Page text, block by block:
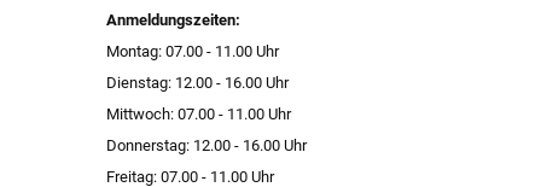
Anmeldungszeiten:
Montag: 07.00 - 11.00 Uhr
Dienstag: 12.00 - 16.00 Uhr
Mittwoch: 07.00 - 11.00 Uhr
Donnerstag: 12.00 - 16.00 Uhr
Freitag: 07.00 - 11.00 Uhr